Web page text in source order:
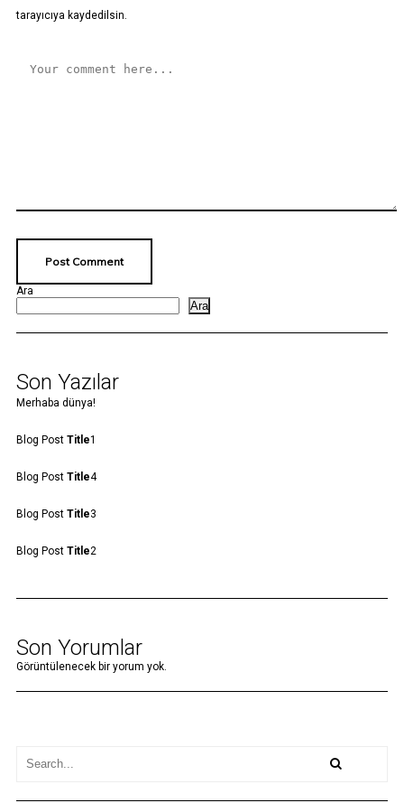
tarayıcıya kaydedilsin.
Ara
Ara
Son Yazılar
Merhaba dünya!
Blog Post Title1
Blog Post Title4
Blog Post Title3
Blog Post Title2
Son Yorumlar
Görüntülenecek bir yorum yok.